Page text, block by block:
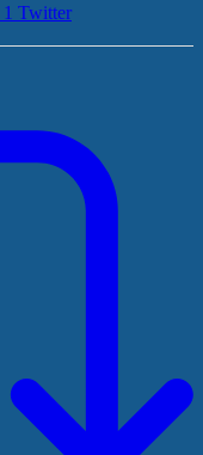
1 Twitter